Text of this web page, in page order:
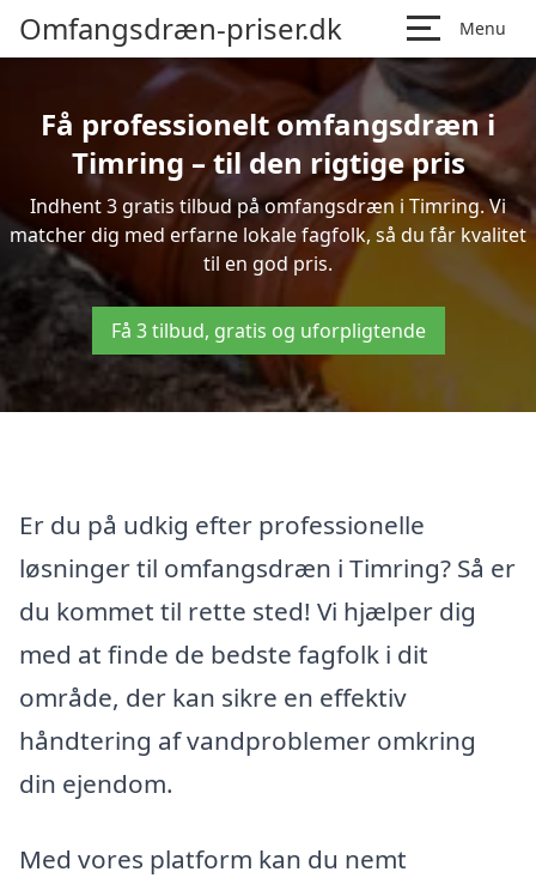
Omfangsdræn-priser.dk Menu
Få professionelt omfangsdræn i
Timring – til den rigtige pris
Indhent 3 gratis tilbud på omfangsdræn i Timring. Vi
matcher dig med erfarne lokale fagfolk, så du får kvalitet
til en god pris.
Få 3 tilbud, gratis og uforpligtende
Er du på udkig efter professionelle
løsninger til omfangsdræn i Timring? Så er
du kommet til rette sted! Vi hjælper dig
med at finde de bedste fagfolk i dit
område, der kan sikre en effektiv
håndtering af vandproblemer omkring
din ejendom.
Med vores platform kan du nemt